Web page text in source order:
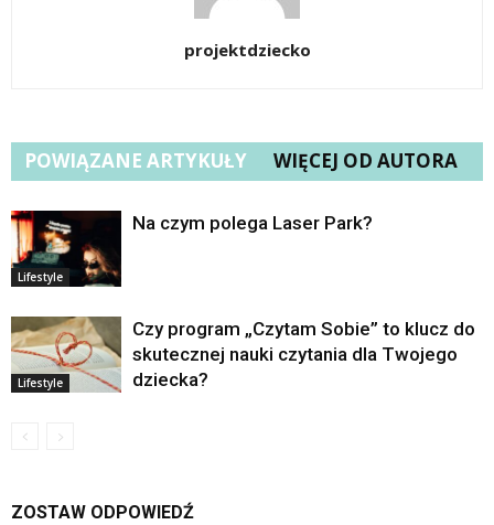
projektdziecko
POWIĄZANE ARTYKUŁY WIĘCEJ OD AUTORA
Lifestyle
Na czym polega Laser Park?
Lifestyle
Czy program „Czytam Sobie” to klucz do
skutecznej nauki czytania dla Twojego
dziecka?
ZOSTAW ODPOWIEDŹ